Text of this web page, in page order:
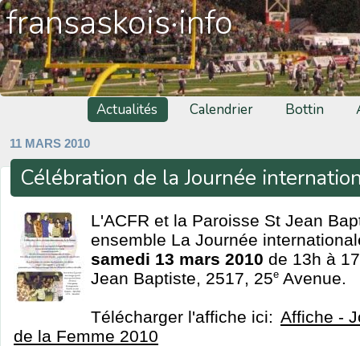
fransaskois·info
Actualités Calendrier Bottin
11 MARS 2010
Célébration de la Journée
L'ACFR et la Paroisse St Jean
ensemble La Journée
samedi 13 mars 2010 de 13h à
Jean Baptiste, 2517, 25e Avenue.
Télécharger l'affiche ici: Affiche -
de la Femme 2010